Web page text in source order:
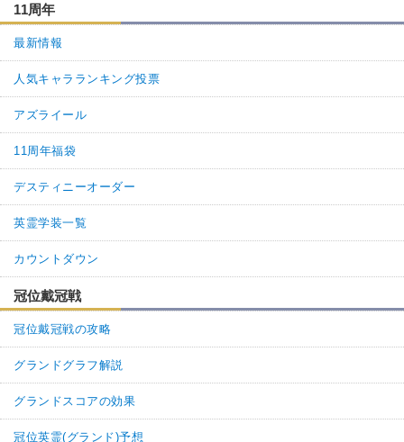
1. 名無しさん 通報
必要性の字が間違っています
返信 (0)
11周年
最新情報
人気キャラランキング投票
アズライール
11周年福袋
デスティニーオーダー
英霊学装一覧
カウントダウン
冠位戴冠戦
冠位戴冠戦の攻略
グランドグラフ解説
グランドスコアの効果
冠位英霊(グランド)予想